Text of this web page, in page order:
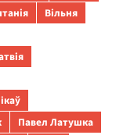
Вільня
Павел Латушка